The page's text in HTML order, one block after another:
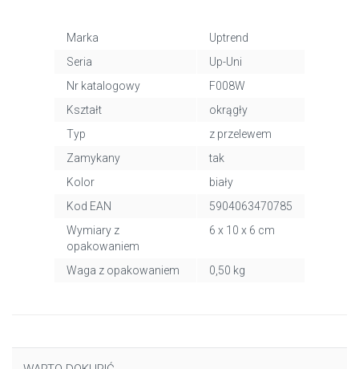
Marka
Uptrend
Seria
Up-Uni
Nr katalogowy
F008W
Kształt
okrągły
Typ
z przelewem
Zamykany
tak
Kolor
biały
Kod EAN
5904063470785
Wymiary z
opakowaniem
6 x 10 x 6 cm
Waga z opakowaniem 0,50 kg